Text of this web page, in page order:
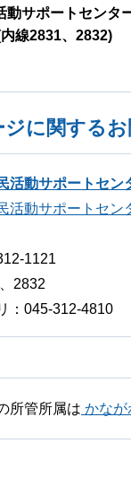
動サポートセンタ
線2831、2832)
ジに関する
活動サポートセン
活動サポートセン
1121
2832
：045-312-4810
所管所属は かなが